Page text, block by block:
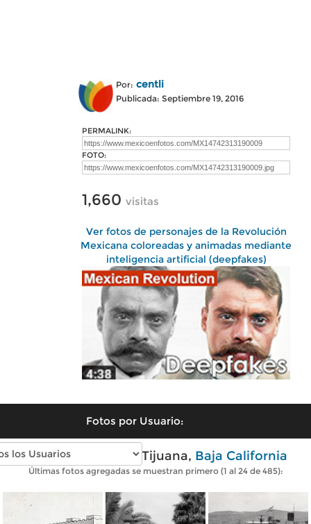
Por: centli
Publicada: Septiembre 19, 2016
PERMALINK:
FOTO:
1,660 visitas
Ver fotos de personajes de la Revolución
Mexicana coloreadas y animadas mediante
inteligencia artificial (deepfakes)
Fotos por Usuario:
Fotos antiguas de Tijuana, Baja California
Últimas fotos agregadas se muestran primero (1 al 24 de 485):